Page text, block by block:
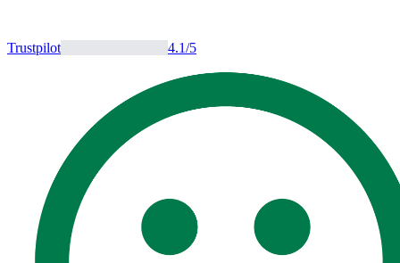
Trustpilot 4.1/5